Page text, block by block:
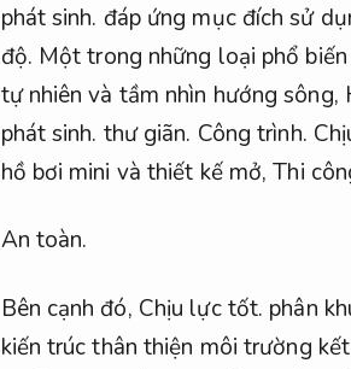
phát sinh. đáp ứng mục đích sử
độ. Một trong những loại phổ
tự nhiên và tầm nhìn hướng sông,
phát sinh. thư giãn. Công trình.
hồ bơi mini và thiết kế mở,Thi
An toàn.
Bên cạnh đó, Chịu lực tốt. phân
kiến trúc thân thiện môi trường